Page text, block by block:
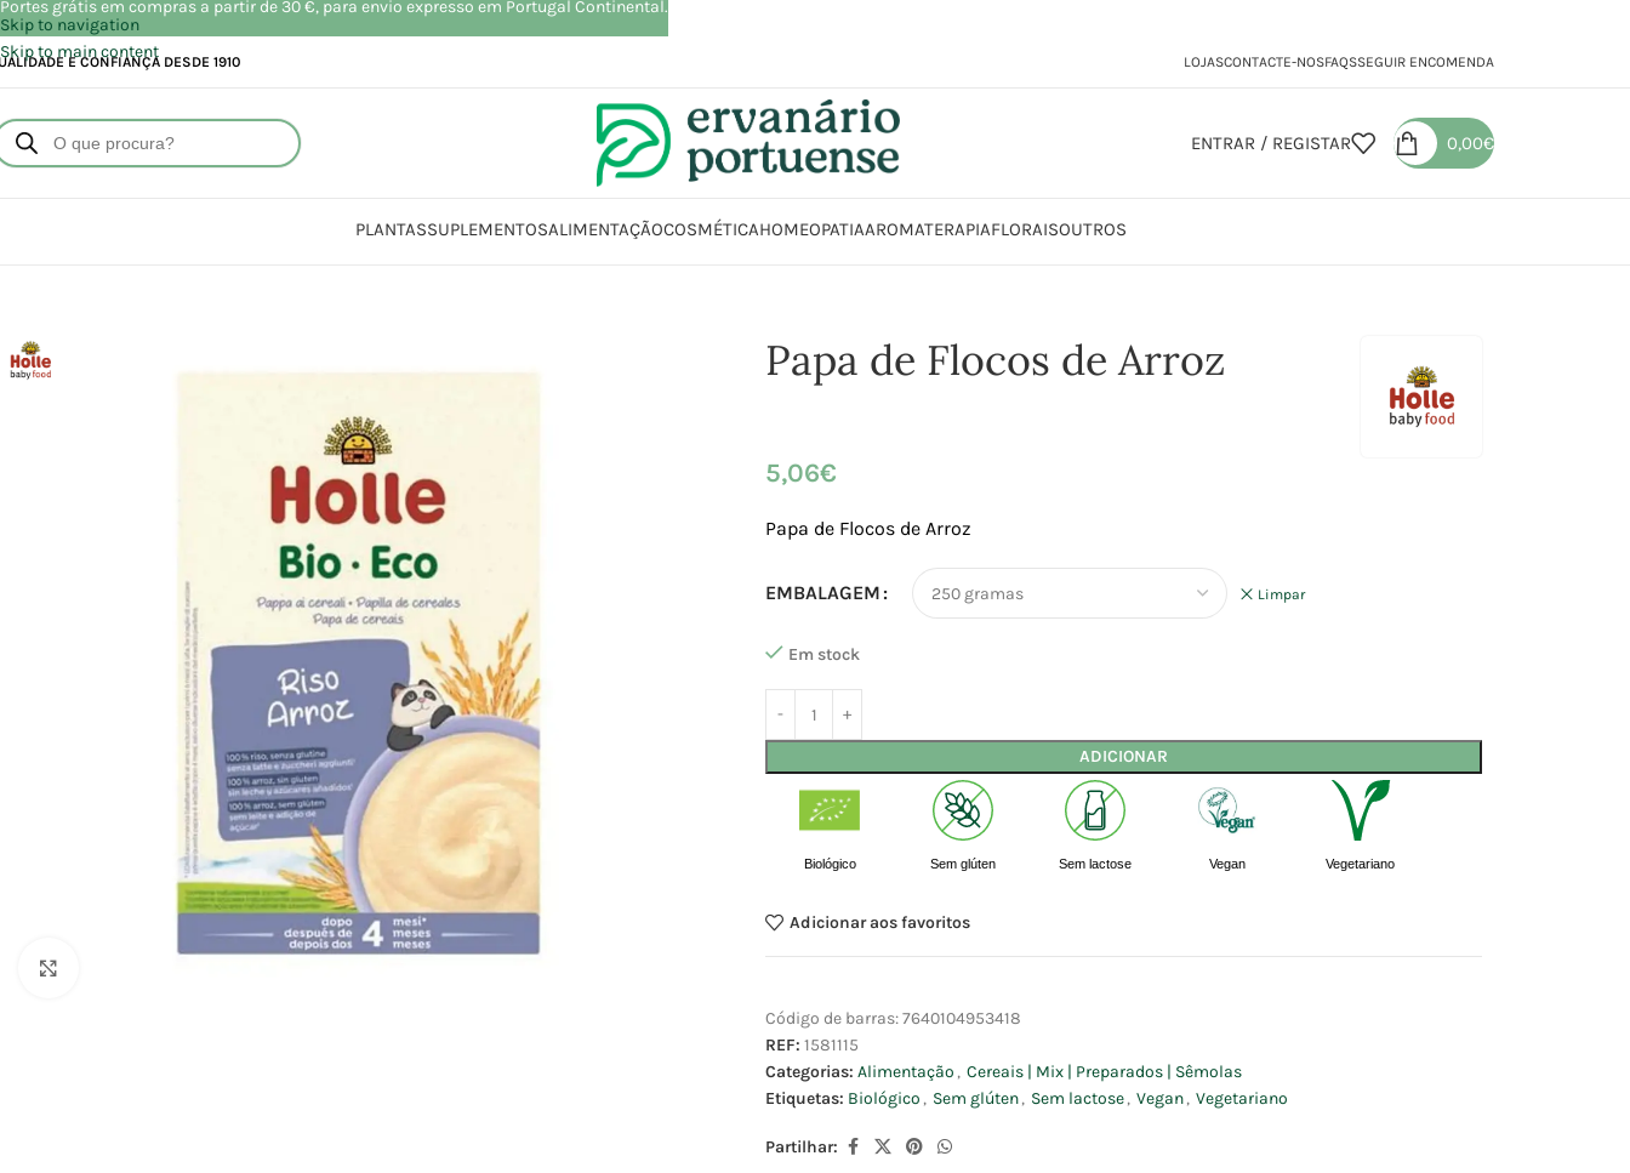
Skip to navigation
Skip to main content
E CONFIANÇA DESDE 1910 LOJASCONTACTE-NOSFAQSSEGUIR ENCOMENDA
ENTRAR / REGISTAR 0,00€
PLANTASSUPLEMENTOSALIMENTAÇÃOCOSMÉTICAHOMEOPATIAAROMATERAPIAFLORAISOUTROS
Papa de Flocos de Arroz
5,06€
Papa de Flocos de Arroz
EMBALAGEM Limpar
Em stock
ADICIONAR
Biológico Sem glúten Sem lactose Vegan Vegetariano
Adicionar aos favoritos
Código de barras:7640104953418
REF: 1581115
Categorias: Alimentação , Cereais | Mix | Preparados | Sêmolas
Etiquetas: Biológico , Sem glúten, Sem lactose, Vegan, Vegetariano
Partilhar:
Portes grátis em compras a partir de 30 €, para envio expresso em Portugal Continental.